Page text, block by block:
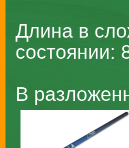
Длина в
состоянии:
В